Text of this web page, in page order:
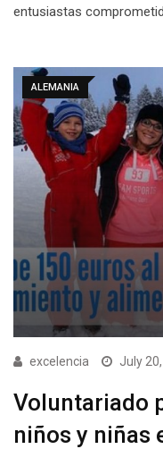
entusiastas
ALEMANIA
excelencia July
Voluntariado
niños y niñas